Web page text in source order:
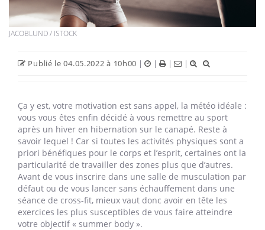
JACOBLUND / ISTOCK
Publié le 04.05.2022 à 10h00 | | | |
Ça y est, votre motivation est sans appel, la météo idéale :
vous vous êtes enfin décidé à vous remettre au sport
après un hiver en hibernation sur le canapé. Reste à
savoir lequel ! Car si toutes les activités physiques sont a
priori bénéfiques pour le corps et l’esprit, certaines ont la
particularité de travailler des zones plus que d’autres.
Avant de vous inscrire dans une salle de musculation par
défaut ou de vous lancer sans échauffement dans une
séance de cross-fit, mieux vaut donc avoir en tête les
exercices les plus susceptibles de vous faire atteindre
votre objectif « summer body ».